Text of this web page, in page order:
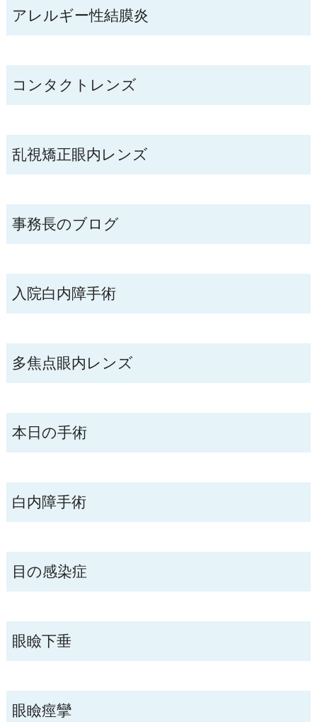
アレルギー性結膜炎
コンタクトレンズ
乱視矯正眼内レンズ
事務長のブログ
入院白内障手術
多焦点眼内レンズ
本日の手術
白内障手術
目の感染症
眼瞼下垂
眼瞼痙攣